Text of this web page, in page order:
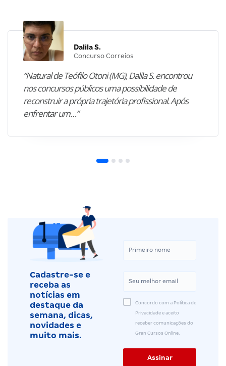
Dalila S.
Concurso Correios
“Natural de Teófilo Otoni (MG), Dalila S. encontrou
nos concursos públicos uma possibilidade de
reconstruir a própria trajetória profissional. Após
enfrentar um…”
Cadastre-se e
receba as
notícias em
destaque da
semana, dicas,
novidades e
muito mais.
Concordo com a Política de
Privacidade e aceito
receber comunicações do
Gran Cursos Online.